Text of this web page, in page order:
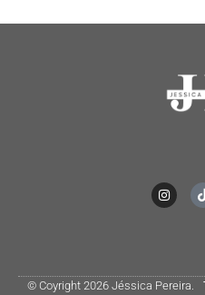
© Coyright 2026 Jéssica Pereira.